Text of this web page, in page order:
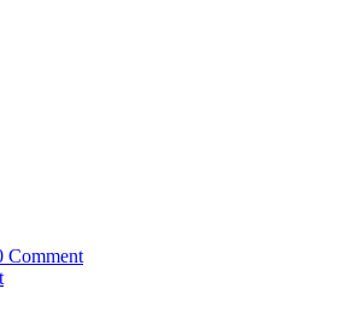
Comment